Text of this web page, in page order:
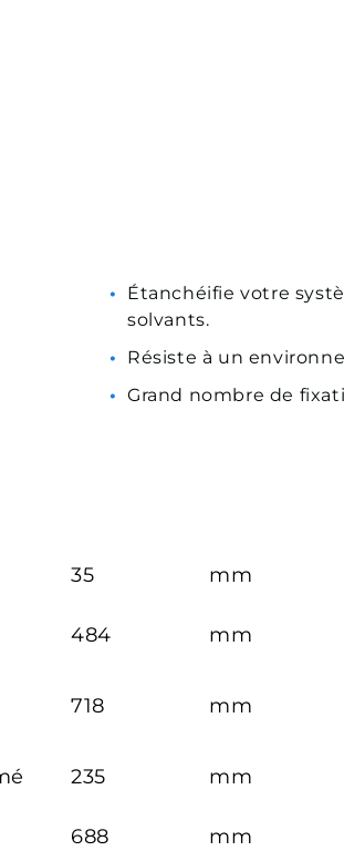
Étanchéifie votre
solvants.
Résiste à un
Grand nombre de
35 mm
484 mm
718 mm
235 mm
688 mm